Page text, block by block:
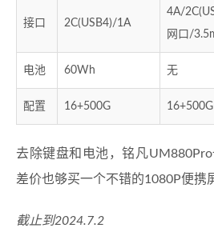
接口 2C(USB4)/1A
4A/
网口/
电池 60Wh 无
配置 16+500G 16+500G
去除键盘和电池，铭凡
差价也够买一个不错的1080P便携
截止到2024.7.2